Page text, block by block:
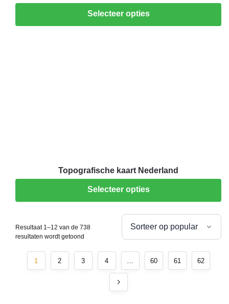
Selecteer opties
Topografische kaart Nederland
Selecteer opties
Resultaat 1–12 van de 738
resultaten wordt getoond
1 2 3 4 … 60 61 62